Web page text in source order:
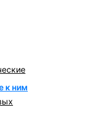
к ним